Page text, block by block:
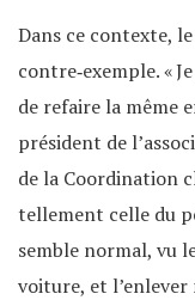
Dans ce contexte,
contre‐exemple. «
de refaire la même
président de
de la Coordination
tellement celle du
semble normal, vu
voiture, et l’enlever